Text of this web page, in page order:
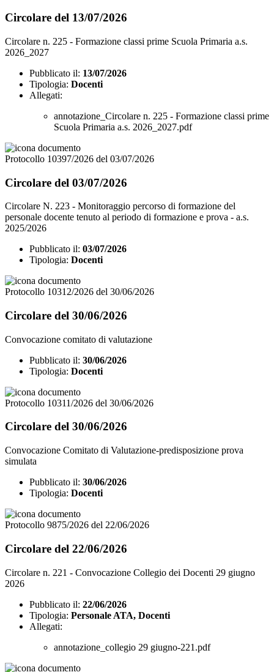
Circolare del 13/07/2026
Circolare n. 225 - Formazione classi prime Scuola Primaria a.s.
2026_2027
Pubblicato il: 13/07/2026
Tipologia: Docenti
Allegati:
annotazione_Circolare n. 225 - Formazione classi prime
Scuola Primaria a.s. 2026_2027.pdf
Protocollo 10397/2026 del 03/07/2026
Circolare del 03/07/2026
Circolare N. 223 - Monitoraggio percorso di formazione del
personale docente tenuto al periodo di formazione e prova - a.s.
2025/2026
Pubblicato il: 03/07/2026
Tipologia: Docenti
Protocollo 10312/2026 del 30/06/2026
Circolare del 30/06/2026
Convocazione comitato di valutazione
Pubblicato il: 30/06/2026
Tipologia: Docenti
Protocollo 10311/2026 del 30/06/2026
Circolare del 30/06/2026
Convocazione Comitato di Valutazione-predisposizione prova
simulata
Pubblicato il: 30/06/2026
Tipologia: Docenti
Protocollo 9875/2026 del 22/06/2026
Circolare del 22/06/2026
Circolare n. 221 - Convocazione Collegio dei Docenti 29 giugno
2026
Pubblicato il: 22/06/2026
Tipologia: Personale ATA, Docenti
Allegati:
annotazione_collegio 29 giugno-221.pdf